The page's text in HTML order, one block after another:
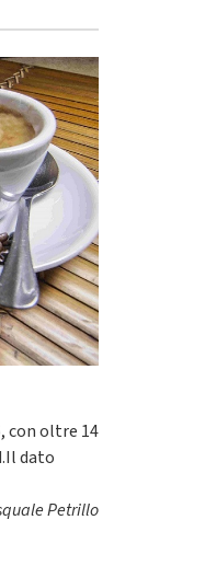
con oltre 14
dato
Petrillo